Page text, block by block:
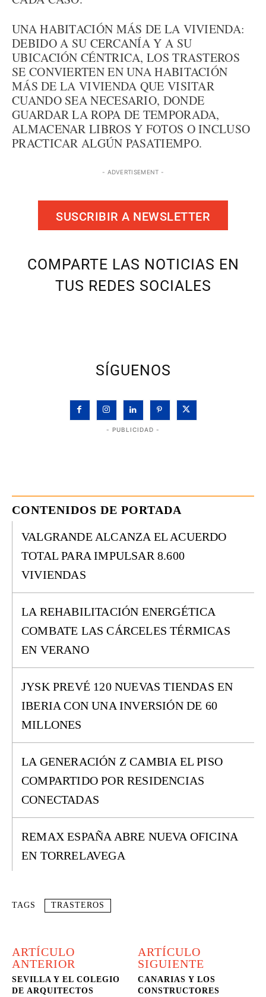
UNA HABITACIÓN MÁS DE LA VIVIENDA:
DEBIDO A SU CERCANÍA Y A SU
UBICACIÓN CÉNTRICA, LOS TRASTEROS
SE CONVIERTEN EN UNA HABITACIÓN
MÁS DE LA VIVIENDA QUE VISITAR
CUANDO SEA NECESARIO, DONDE
GUARDAR LA ROPA DE TEMPORADA,
ALMACENAR LIBROS Y FOTOS O INCLUSO
PRACTICAR ALGÚN PASATIEMPO.
- ADVERTISEMENT -
SUSCRIBIR A NEWSLETTER
COMPARTE LAS NOTICIAS EN
TUS REDES SOCIALES
SÍGUENOS
- PUBLICIDAD -
CONTENIDOS DE PORTADA
VALGRANDE ALCANZA EL ACUERDO
TOTAL PARA IMPULSAR 8.600
VIVIENDAS
LA REHABILITACIÓN ENERGÉTICA
COMBATE LAS CÁRCELES TÉRMICAS
EN VERANO
JYSK PREVÉ 120 NUEVAS TIENDAS EN
IBERIA CON UNA INVERSIÓN DE 60
MILLONES
LA GENERACIÓN Z CAMBIA EL PISO
COMPARTIDO POR RESIDENCIAS
CONECTADAS
REMAX ESPAÑA ABRE NUEVA OFICINA
EN TORRELAVEGA
TAGS TRASTEROS
ARTÍCULO
ANTERIOR
SEVILLA Y EL COLEGIO
DE ARQUITECTOS
ARTÍCULO
SIGUIENTE
CANARIAS Y LOS
CONSTRUCTORES